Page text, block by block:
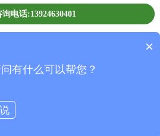
电话:13924630401
备19149952号
×
有什么可以帮您？